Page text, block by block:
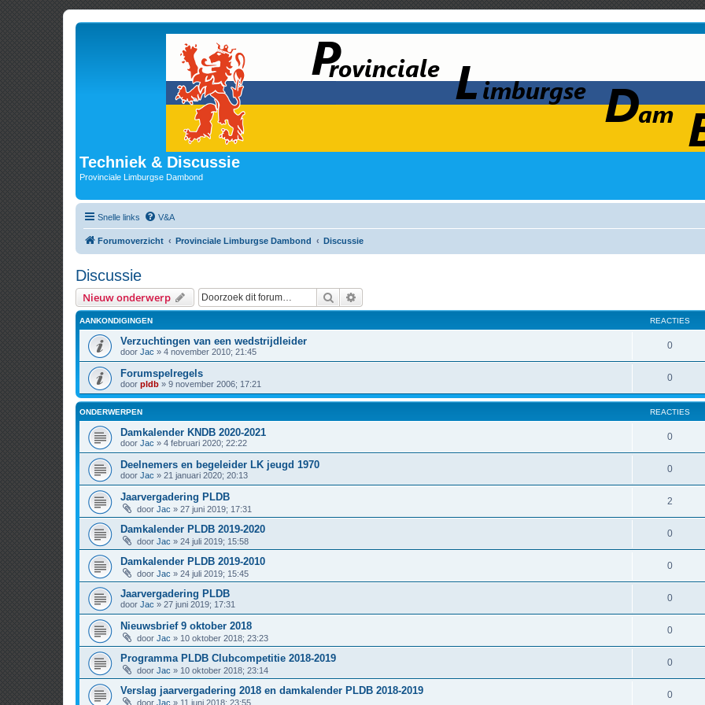
Techniek & Discussie
Provinciale Limburgse Dambond
Snelle links V&A
Forumoverzicht Provinciale Limburgse Dambond Discussie
Discussie
Nieuw onderwerp Zoek
AANKONDIGINGEN REACTIES
Verzuchtingen van een wedstrijdleider
door Jac » 4 november 2010; 21:45
0
Forumspelregels
door pldb » 9 november 2006; 17:21
0
ONDERWERPEN REACTIES
Damkalender KNDB 2020-2021
door Jac » 4 februari 2020; 22:22
0
Deelnemers en begeleider LK jeugd 1970
door Jac » 21 januari 2020; 20:13
0
Jaarvergadering PLDB
door Jac » 27 juni 2019; 17:31
2
Damkalender PLDB 2019-2020
door Jac » 24 juli 2019; 15:58
0
Damkalender PLDB 2019-2010
door Jac » 24 juli 2019; 15:45
0
Jaarvergadering PLDB
door Jac » 27 juni 2019; 17:31
0
Nieuwsbrief 9 oktober 2018
door Jac » 10 oktober 2018; 23:23
0
Programma PLDB Clubcompetitie 2018-2019
door Jac » 10 oktober 2018; 23:14
0
Verslag jaarvergadering 2018 en damkalender PLDB 2018-2019
door Jac » 11 juni 2018; 23:55
0